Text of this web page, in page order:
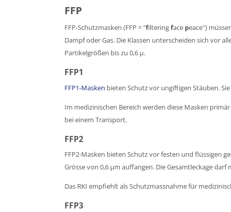
FFP
FFP-Schutzmasken (FFP = "filteringface peace")
Dampf oder Gas. Die Klassen unterscheiden sich vor
Partikelgrößen bis zu 0,6 μ.
FFP1
FFP1-Masken bieten Schutz vor ungiftigen Stäuben.
Im medizinischen Bereich werden diese Masken
bei einem Transport.
FFP2
FFP2-Masken bieten Schutz vor festen und flüssigen
Grösse von 0,6 μm auffangen. Die Gesamtleckage darf
Das RKI empfiehlt als Schutzmassnahme für
FFP3